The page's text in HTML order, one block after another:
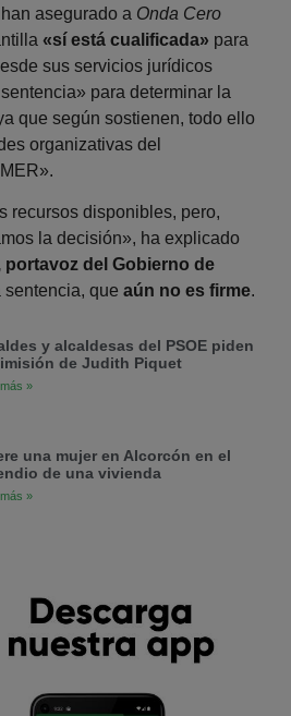
asegurado a Onda Cero
«sí está cualificada» para
sus servicios jurídicos
para determinar la
que según sostienen, todo ello
organizativas del
recursos disponibles, pero,
la decisión», ha explicado
portavoz del Gobierno de
sentencia, que aún no es firme.
y alcaldesas del PSOE piden
de Judith Piquet
»
una mujer en Alcorcón en el
de una vivienda
»